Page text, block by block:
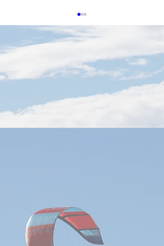
260601 Nvidia GTC Taipei
2026: Jensen Huang Full